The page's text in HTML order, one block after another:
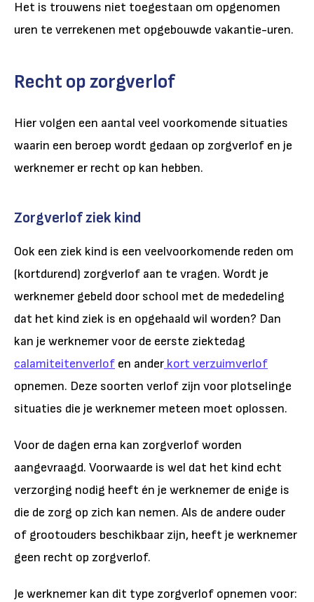
Het is trouwens niet toegestaan om opgenomen
uren te verrekenen met opgebouwde vakantie-uren.
Recht op zorgverlof
Hier volgen een aantal veel voorkomende situaties
waarin een beroep wordt gedaan op zorgverlof en je
werknemer er recht op kan hebben.
Zorgverlof ziek kind
Ook een ziek kind is een veelvoorkomende reden om
(kortdurend) zorgverlof aan te vragen. Wordt je
werknemer gebeld door school met de mededeling
dat het kind ziek is en opgehaald wil worden? Dan
kan je werknemer voor de eerste ziektedag
calamiteitenverlof en ander kort verzuimverlof
opnemen. Deze soorten verlof zijn voor plotselinge
situaties die je werknemer meteen moet oplossen.
Voor de dagen erna kan zorgverlof worden
aangevraagd. Voorwaarde is wel dat het kind echt
verzorging nodig heeft én je werknemer de enige is
die de zorg op zich kan nemen. Als de andere ouder
of grootouders beschikbaar zijn, heeft je werknemer
geen recht op zorgverlof.
Je werknemer kan dit type zorgverlof opnemen voor: